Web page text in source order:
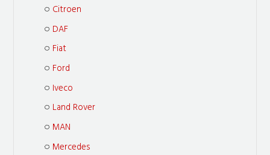
Citroen
DAF
Fiat
Ford
Iveco
Land Rover
MAN
Mercedes